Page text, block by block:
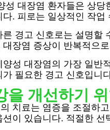
성 대장염 환자들은 상당
다. 피로는 일상적인 작
른 경고 신호로는 설명할
대장염 증상이 반복적으
양성 대장염의 가장 일반
가 필요한 경고 신호입니
을 개선하기
치료는 염증을 조절하
션이 있습니다. 적절한